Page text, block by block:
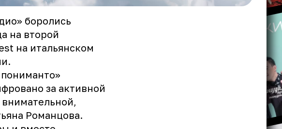
боролись
на второй
на итальянском
за активной
Романцова.